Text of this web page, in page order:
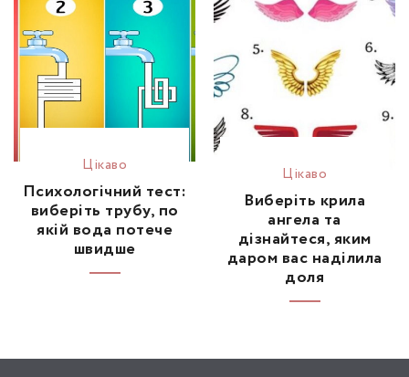
Цікаво
Психологічний тест:
виберіть трубу, по
якій вода потече
швидше
Цікаво
Виберіть крила
ангела та
дізнайтеся, яким
даром вас наділила
доля